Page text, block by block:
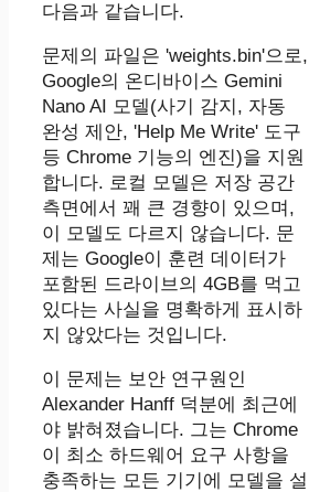
다음과 같습니다.
문제의 파일은 'weights.bin'으로,
Google의 온디바이스 Gemini
Nano AI 모델(사기 감지, 자동
완성 제안, 'Help Me Write' 도구
등 Chrome 기능의 엔진)을 지원
합니다. 로컬 모델은 저장 공간
측면에서 꽤 큰 경향이 있으며,
이 모델도 다르지 않습니다. 문
제는 Google이 훈련 데이터가
포함된 드라이브의 4GB를 먹고
있다는 사실을 명확하게 표시하
지 않았다는 것입니다.
이 문제는 보안 연구원인
Alexander Hanff 덕분에 최근에
야 밝혀졌습니다. 그는 Chrome
이 최소 하드웨어 요구 사항을
충족하는 모든 기기에 모델을 설